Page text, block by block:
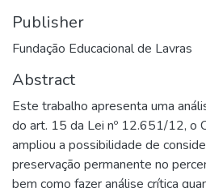
Publisher
Fundação Educacional de Lavras
Abstract
Este trabalho apresenta uma
do art. 15 da Lei nº 12.651/12, o
ampliou a possibilidade de
preservação permanente no
bem como fazer análise crítica